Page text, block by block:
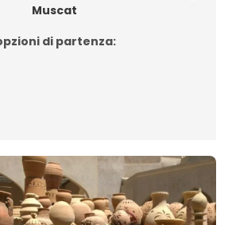
Muscat
di partenza: